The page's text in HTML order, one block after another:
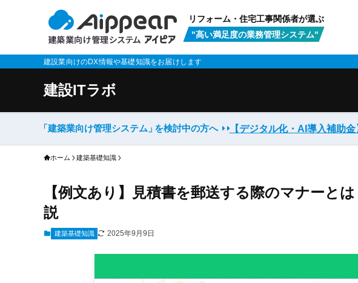
リフォーム・住宅工事関係者が選ぶ
"高い満足度の業務管理システム"
建設業向けのDX情報や基礎知識をお届けします
建設ITラボ
「建築業向け管理システム」を検討中の方へ 【デジタル化・AI導入補助
ホーム 建築基礎知識
【例文あり】見積書を郵送する際のマナーと
説
建築基礎知識 2025年9月9日